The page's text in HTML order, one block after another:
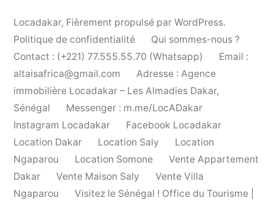
Locadakar, Fièrement propulsé par WordPress.
Politique de confidentialité
Qui sommes-nous ?
Contact : (+221) 77.555.55.70 (Whatsapp)
Email :
altaisafrica@gmail.com
Adresse : Agence
immobilière Locadakar – Les Almadies Dakar,
Sénégal
Messenger : m.me/LocADakar
Instagram Locadakar
Facebook Locadakar
Location Dakar
Location Saly
Location
Ngaparou
Location Somone
Vente Appartement
Dakar
Vente Maison Saly
Vente Villa
Ngaparou
Visitez le Sénégal ! Office du Tourisme |